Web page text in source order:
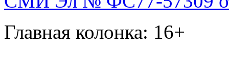
Главная колонка: 16+